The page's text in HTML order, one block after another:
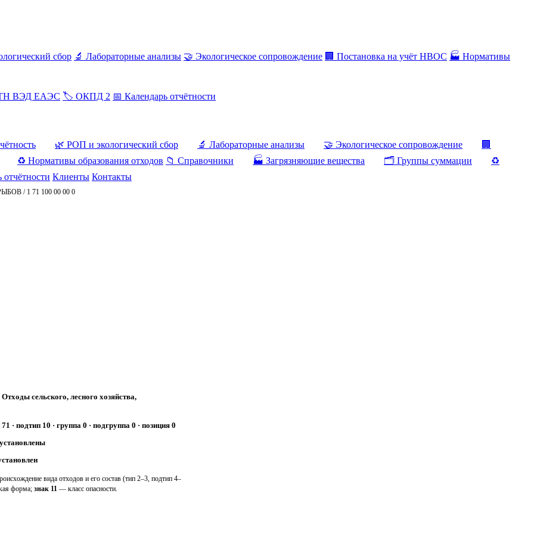
сбор 🔬 Лабораторные анализы 🤝 Экологическое сопровождение 🏢 Постановка на учёт НВОС 🏭 Нормативы
ВЭД ЕАЭС 🏷️ ОКПД 2 📅 Календарь отчётности
🌿 РОП и экологический сбор 🔬 Лабораторные анализы 🤝 Экологическое сопровождение
🏢
♻️ Нормативы образования отходов 📁 Справочники 🏭 Загрязняющие вещества 🗂️ Группы суммации
♻️
Клиенты Контакты
/ 1 71 100 00 00 0
Отходы сельского, лесного хозяйства,
71 · подтип 10 · группа 0 · подгруппа 0 · позиция 0
вида отходов и его состав (тип 2–3, подтип 4–
форма; знак 11 — класс опасности.